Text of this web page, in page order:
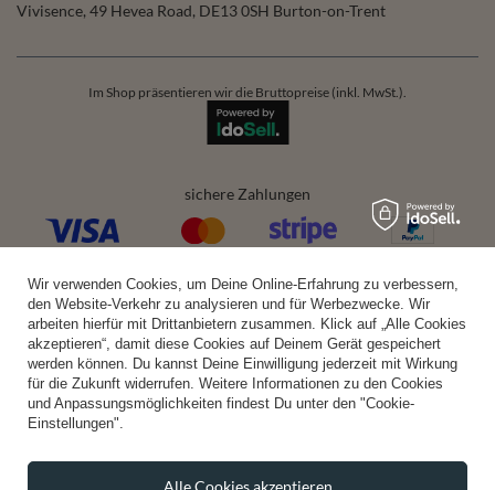
Vivisence,49 Hevea Road, DE13 0SH Burton-on-Trent
Im Shop präsentieren wir die Bruttopreise (inkl. MwSt.).
sichere Zahlungen
bequeme Lieferung
du kannst uns vertrauen
Wir verwenden Cookies, um Deine Online-Erfahrung zu verbessern,
den Website-Verkehr zu analysieren und für Werbezwecke. Wir
arbeiten hierfür mit Drittanbietern zusammen. Klick auf „Alle Cookies
akzeptieren“, damit diese Cookies auf Deinem Gerät gespeichert
werden können. Du kannst Deine Einwilligung jederzeit mit Wirkung
für die Zukunft widerrufen. Weitere Informationen zu den Cookies
und Anpassungsmöglichkeiten findest Du unter den "Cookie-
Einstellungen".
Alle Cookies akzeptieren